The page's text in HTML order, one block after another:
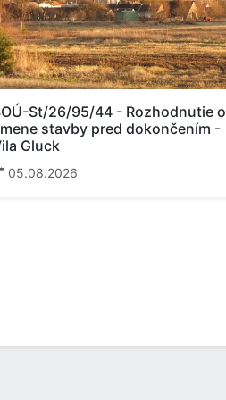
St/26/95/44 - Rozhodnutie o
stavby pred dokončením -
Gluck
05.08.2026